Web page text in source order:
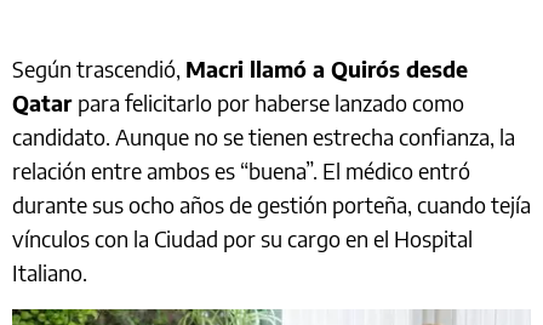
Según trascendió, Macri llamó a Quirós desde
Qatar para felicitarlo por haberse lanzado como
candidato. Aunque no se tienen estrecha confianza, la
relación entre ambos es “buena”. El médico entró
durante sus ocho años de gestión porteña, cuando tejía
vínculos con la Ciudad por su cargo en el Hospital
Italiano.